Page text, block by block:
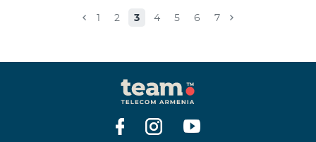
Իսակովի պողոտա 3/7 09:00-18:00 09:00-18:00
Ավանեսովի 8/1-2 10:00-23:00 09:00-18:00 09:00-18:00
Արշակունյաց պողոտա 34/3 09:00-18:00 10:00-23:00
10:00-23:00 Արտաշիսյան փողոց 85/14 09:00-18:00 0
1 2 3 4 5 6 7